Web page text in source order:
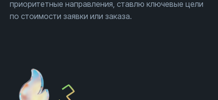
приоритетные направления, ставлю ключевые цели
по стоимости заявки или заказа.